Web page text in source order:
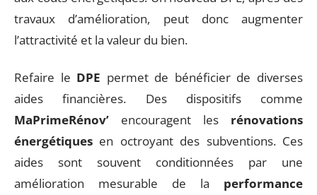
travaux d’amélioration, peut donc augmenter
l’attractivité et la valeur du bien.
Refaire le DPE permet de bénéficier de diverses
aides financières. Des dispositifs comme
MaPrimeRénov’ encouragent les rénovations
énergétiques en octroyant des subventions. Ces
aides sont souvent conditionnées par une
amélioration mesurable de la performance